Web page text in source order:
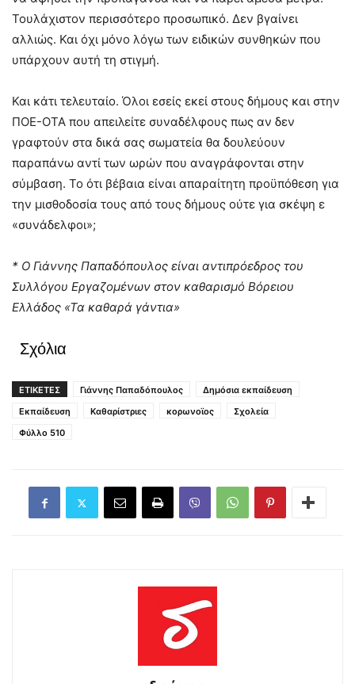
Τουλάχιστον περισσότερο προσωπικό. Δεν βγαίνει
αλλιώς. Και όχι μόνο λόγω των ειδικών συνθηκών που
υπάρχουν αυτή τη στιγμή.
Και κάτι τελευταίο. Όλοι εσείς εκεί στους δήμους και στην
ΠΟΕ-ΟΤΑ που απειλείτε συναδέλφους πως αν δεν
γραφτούν στα δικά σας σωματεία θα δουλεύουν
παραπάνω αντί των ωρών που αναγράφονται στην
σύμβαση. Το ότι βέβαια είναι απαραίτητη προϋπόθεση για
την μισθοδοσία τους από τους δήμους ούτε για σκέψη ε
«συνάδελφοι»;
* Ο Γιάννης Παπαδόπουλος είναι αντιπρόεδρος του
Συλλόγου Εργαζομένων στον καθαρισμό Βόρειου
Ελλάδος «Τα καθαρά γάντια»
Σχόλια
ΕΤΙΚΕΤΕΣ Γιάννης Παπαδόπουλος
Δημόσια εκπαίδευση
Εκπαίδευση
Καθαρίστριες κορωνοϊος
Σχολεία
Φύλλο 510